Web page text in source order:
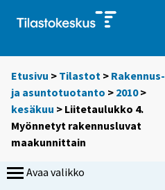
Etusivu > Tilastot > Rakennus-
ja asuntotuotanto > 2010>
kesäkuu > Liitetaulukko 4.
Myönnetyt rakennusluvat
maakunnittain
Avaa valikko